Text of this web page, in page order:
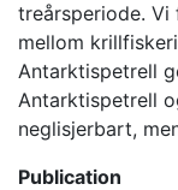
treårsperiode.
mellom
Antarktispetrell
Antarktispetrell
neglisjerbart,
Publication